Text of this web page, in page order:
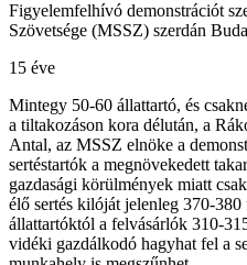
Figyelemfelhívó demonstrációt
Szövetsége (MSSZ) szerdán
15 éve
Mintegy 50-60 állattartó, és
a tiltakozáson kora délután, a
Antal, az MSSZ elnöke a
sertéstartók a megnövekedett
gazdasági körülmények miatt
élő sertés kilóját jelenleg 370-
állattartóktól a felvásárlók 310-
vidéki gazdálkodó hagyhat fel a